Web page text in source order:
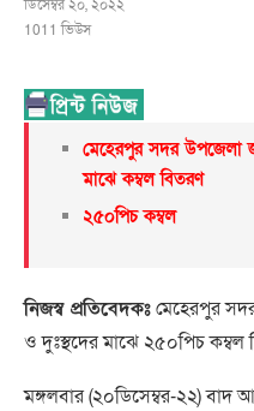
ডিসেম্বর ২০, ২০২২
1011 ভিউস
মেহেরপুর সদর উপজেলা
মাঝে কম্বল বিতরণ
২৫০পিচ কম্বল
নিজস্ব প্রতিবেদকঃমেহেরপুর
ও দুঃস্থদের মাঝে ২৫০পিচ কম্বল
মঙ্গলবার (২০ডিসেম্বর-২২)